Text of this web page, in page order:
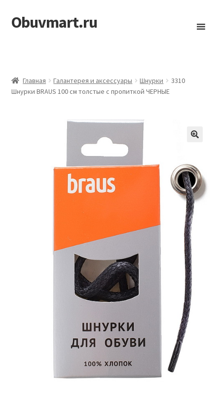
Перейти
к
Перейти
к
Obuvmart.ru
Главная Галантерея и аксессуары Шнурки
3310
Шнурки BRAUS 100 см толстые с пропиткой ЧЕРНЫЕ